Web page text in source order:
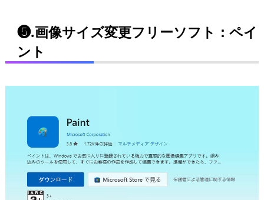
❺.画像サイズ変更フリーソフト：ペイ
ント